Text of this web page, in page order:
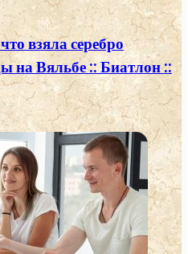
взяла серебро
на Вяльбе :: Биатлон ::